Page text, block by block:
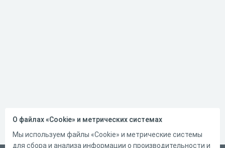
О файлах «Cookie» и метрических системах
Мы используем файлы «Cookie» и метрические системы
для сбора и анализа информации о производительности и